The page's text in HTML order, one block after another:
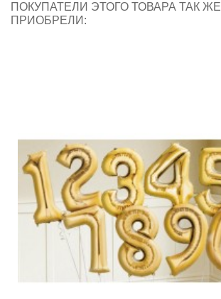
ПОКУПАТЕЛИ ЭТОГО ТОВАРА ТАК ЖЕ
ПРИОБРЕЛИ: